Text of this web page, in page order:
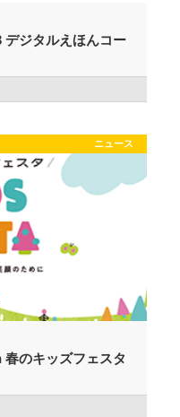
デジタルえほんコー
ニュース
のキッズフェスタ